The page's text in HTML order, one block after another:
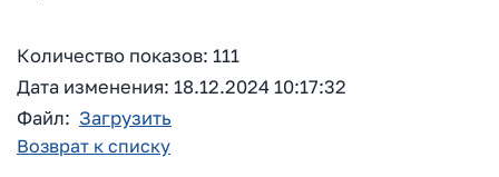
Количество показов: 111
Дата изменения: 18.12.2024 10:17:32
Файл: Загрузить
Возврат к списку